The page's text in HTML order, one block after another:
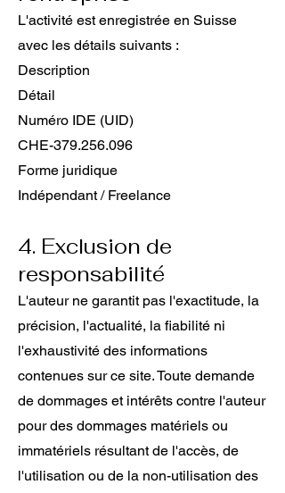
L'activité est enregistrée en Suisse
avec les détails suivants :
Description
Détail
Numéro IDE (UID)
CHE-379.256.096
Forme juridique
Indépendant / Freelance
4. Exclusion de
responsabilité
L'auteur ne garantit pas l'exactitude, la
précision, l'actualité, la fiabilité ni
l'exhaustivité des informations
contenues sur ce site. Toute demande
de dommages et intérêts contre l'auteur
pour des dommages matériels ou
immatériels résultant de l'accès, de
l'utilisation ou de la non-utilisation des